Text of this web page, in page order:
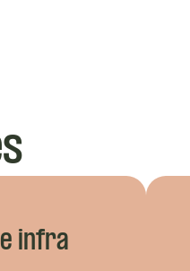
infra
je telefoonnummer?